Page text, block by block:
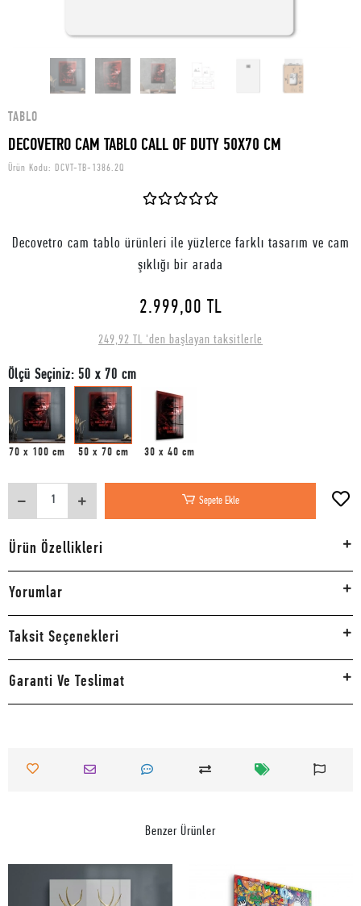
TABLO
DECOVETRO CAM TABLO CALL OF DUTY 50X70 CM
Ürün Kodu: DCVT-TB-1386.2Q
Decovetro cam tablo ürünleri ile yüzlerce farklı tasarım ve cam
şıklığı bir arada
2.999,00 TL
249,92 TL 'den başlayan taksitlerle
Ölçü Seçiniz: 50 x 70 cm
70 x 100 cm 50 x 70 cm 30 x 40 cm
Sepete Ekle
Ürün Özellikleri
Yorumlar
Taksit Seçenekleri
Garanti Ve Teslimat
Benzer Ürünler